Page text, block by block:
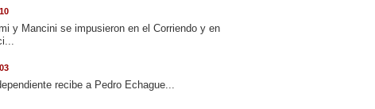
y Mancini se impusieron en el Corriendo y en
recibe a Pedro Echague...